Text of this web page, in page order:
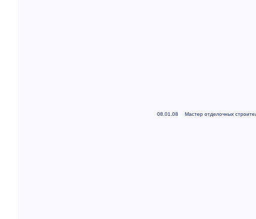
08.01.08 Мастер отделочных